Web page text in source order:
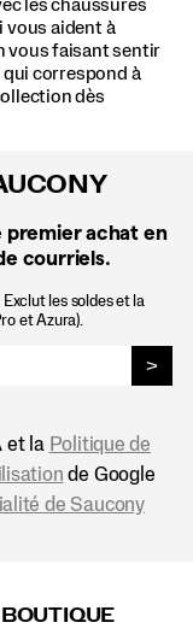
les chaussures
vous aident à
vous faisant sentir
qui correspond à
dès
premier achat en
courriels.
les soldes et la
et Azura).
>
et la Politique de
de Google
de Saucony
BOUTIQUE